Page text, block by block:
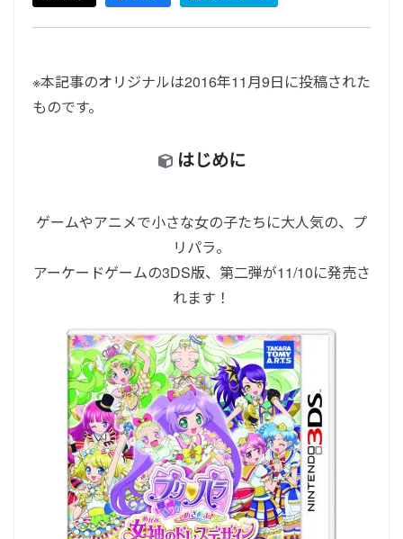
※本記事のオリジナルは2016年11月9日に投稿された
ものです。
はじめに
ゲームやアニメで小さな女の子たちに大人気の、プ
リパラ。
アーケードゲームの3DS版、第二弾が11/10に発売さ
れます！